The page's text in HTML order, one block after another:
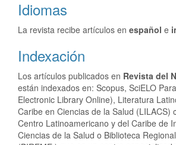
Idiomas
La revista recibe artículos en español e
Indexación
Los artículos publicados en Revista del
están indexados en: Scopus, SciELO
Electronic Library Online), Literatura
Caribe en Ciencias de la Salud (LILACS)
Centro Latinoamericano y del Caribe de
Ciencias de la Salud o Biblioteca